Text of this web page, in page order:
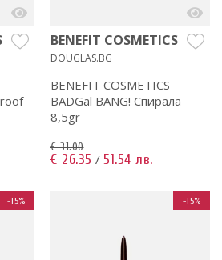
BENEFIT COSMETICS
DOUGLAS.BG
BENEFIT COSMETICS
BADGal BANG! Спирала
8,5gr
€ 31.00
€ 26.35 / 51.54 лв.
-15% -15%